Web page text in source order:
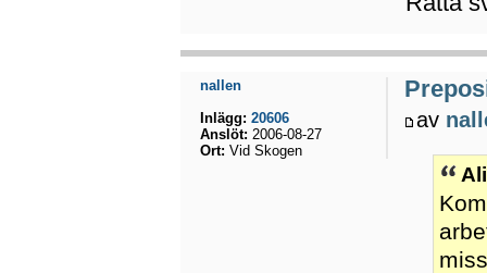
av
nallen
Inlägg: 20606
Anslöt: 2006-08-27
Ort: Vid Skogen